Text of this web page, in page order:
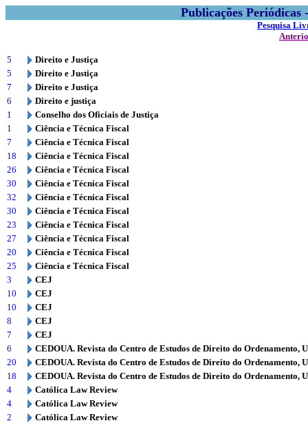
Publicações
Pesquisa
5
Direito e Justiça
5
Direito e Justiça
7
Direito e Justiça
6
Direito e justiça
1
Conselho dos Oficiais de Justiça
1
Ciência e Técnica Fiscal
7
Ciência e Técnica Fiscal
18
Ciência e Técnica Fiscal
26
Ciência e Técnica Fiscal
30
Ciência e Técnica Fiscal
32
Ciência e Técnica Fiscal
30
Ciência e Técnica Fiscal
23
Ciência e Técnica Fiscal
27
Ciência e Técnica Fiscal
20
Ciência e Técnica Fiscal
25
Ciência e Técnica Fiscal
3
CEJ
10
CEJ
10
CEJ
8
CEJ
7
CEJ
6
CEDOUA. Revista do Centro de Estudos de Direito do Ordenamento,
20
CEDOUA. Revista do Centro de Estudos de Direito do Ordenamento,
18
CEDOUA. Revista do Centro de Estudos de Direito do Ordenamento,
4
Católica Law Review
4
Católica Law Review
2
Católica Law Review